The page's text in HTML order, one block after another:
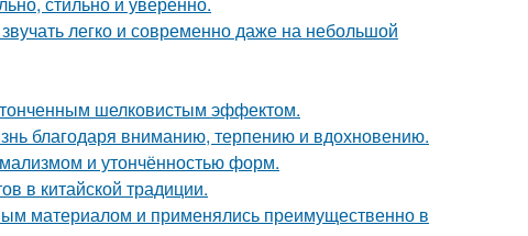
легко и современно даже на небольшой
шелковистым эффектом.
благодаря вниманию, терпению и вдохновению.
и утончённостью форм.
в китайской традиции.
материалом и применялись преимущественно в